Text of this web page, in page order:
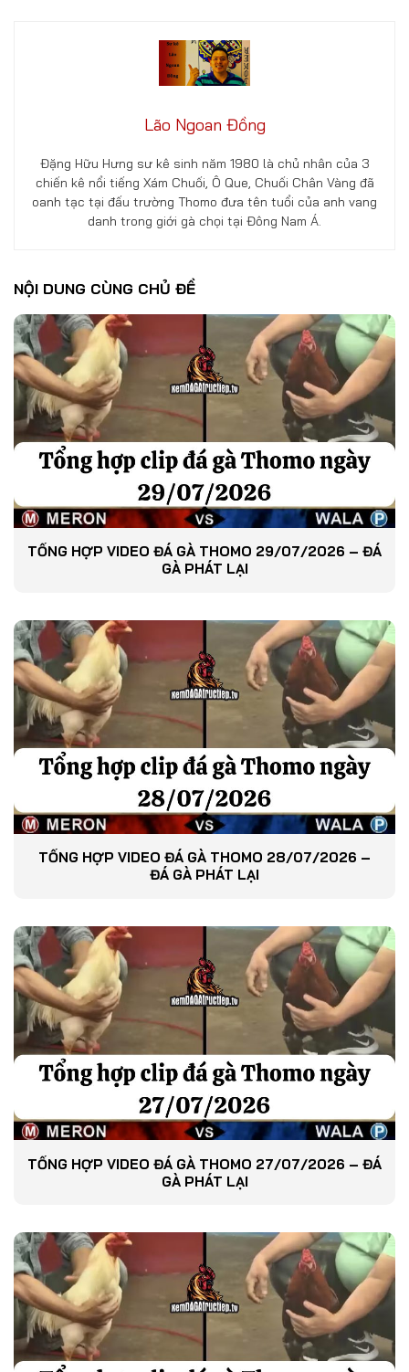
Lão Ngoan Đồng
Đặng Hữu Hưng sư kê sinh năm 1980 là chủ nhân của 3
chiến kê nổi tiếng Xám Chuối, Ô Que, Chuối Chân Vàng đã
oanh tạc tại đấu trường Thomo đưa tên tuổi của anh vang
danh trong giới gà chọi tại Đông Nam Á.
NỘI DUNG CÙNG CHỦ ĐỀ
TỔNG HỢP VIDEO ĐÁ GÀ THOMO 29/07/2026 – ĐÁ
GÀ PHÁT LẠI
TỔNG HỢP VIDEO ĐÁ GÀ THOMO 28/07/2026 –
ĐÁ GÀ PHÁT LẠI
TỔNG HỢP VIDEO ĐÁ GÀ THOMO 27/07/2026 – ĐÁ
GÀ PHÁT LẠI